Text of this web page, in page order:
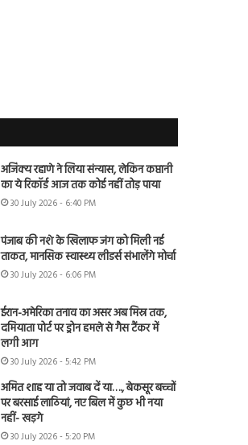
अजिंक्य रहाणे ने लिया संन्यास, लेकिन कप्तानी
का ये रिकॉर्ड आज तक कोई नहीं तोड़ पाया
30 July 2026 - 6:40 PM
पंजाब की नशे के खिलाफ जंग को मिली नई
ताकत, मानसिक स्वास्थ्य लीडर्स संभालेंगे मोर्चा
30 July 2026 - 6:06 PM
ईरान-अमेरिका तनाव का असर अब मिस्र तक,
दमियाता पोर्ट पर ड्रोन हमले से गैस टैंकर में
लगी आग
30 July 2026 - 5:42 PM
अमित शाह या तो जवाब दें या…., बेकसूर बच्चों
पर बरसाई लाठियां, नए बिल में कुछ भी नया
नहीं- खड़गे
30 July 2026 - 5:20 PM